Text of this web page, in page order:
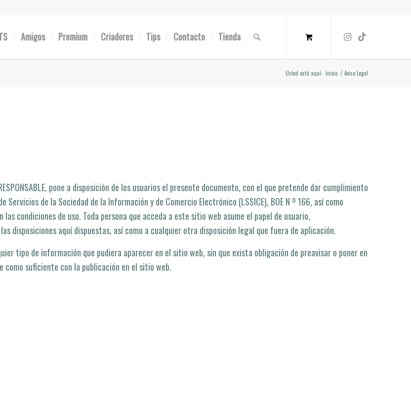
Amigos Premium Criadores Tips Contacto Tienda
Usted está aquí: Inicio / Aviso Legal
pone a disposición de los usuarios el presente documento, con el que pretende dar cumplimiento
de la Sociedad de la Información y de Comercio Electrónico (LSSICE), BOE N º 166, así­ como
condiciones de uso. Toda persona que acceda a este sitio web asume el papel de usuario,
disposiciones aquí­ dispuestas, así­ como a cualquier otra disposición legal que fuera de aplicación.
tipo de información que pudiera aparecer en el sitio web, sin que exista obligación de preavisar o poner en
como suficiente con la publicación en el sitio web.